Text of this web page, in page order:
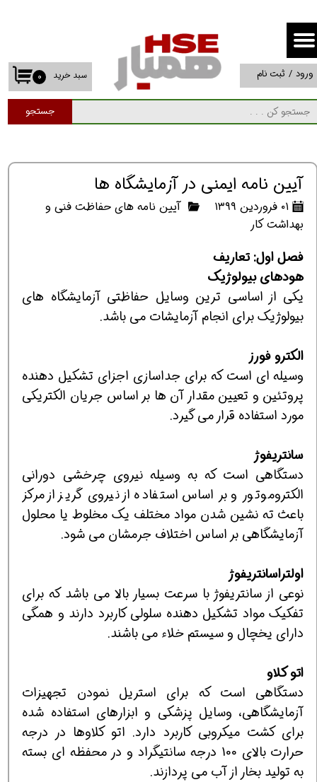
جستجو
۰ سبد خرید ورود / ثبت نام
حساب کاربری من
تغییر گذر واژه
سفارشات
آیین نامه ایمنی در آزمایشگاه ها
۰۱ فروردین ۱۳۹۹
آیین نامه های حفاظت فنی و
بهداشت کار
فصل اول: تعاریف
هودهای بیولوژیک
یکی از اساسی ترین وسایل حفاظتی آزمایشگاه های
بیولوژیک برای انجام آزمایشات می باشد.
الکترو فورز
وسیله ای است که برای جداسازی اجزای تشکیل دهنده
پروتئین و تعیین مقدار آن ها بر اساس جریان الکتریکی
مورد استفاده قرار می گیرد.
سانتریفوژ
دستگاهی است که به وسیله نیروی چرخشی دورانی
الکتروموتور و بر اساس استفاده از نیروی گریز از مرکز
باعث ته نشین شدن مواد مختلف یک مخلوط یا محلول
آزمایشگاهی بر اساس اختلاف جرمشان می شود.
اولتراسانتریفوژ
نوعی از سانتریفوژ با سرعت بسیار بالا می باشد که برای
تفکیک مواد تشکیل دهنده سلولی کاربرد دارند و همگی
دارای یخچال و سیستم خلاء می باشند.
اتو کلاو
دستگاهی است که برای استریل نمودن تجهیزات
آزمایشگاهی، وسایل پزشکی و ابزارهای استفاده شده
برای کشت میکروبی کاربرد دارد. اتو کلاوها در درجه
حرارت بالای 100 درجه سانتیگراد و در محفظه ای بسته
به تولید بخار از آب می پردازند.